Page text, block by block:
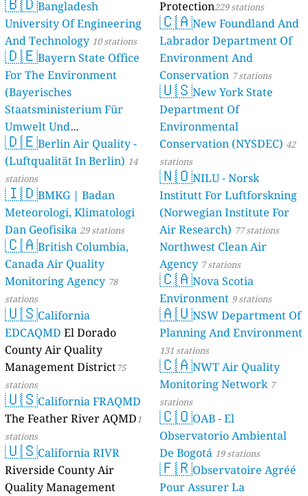
Bangladesh
University Of Engineering
And Technology 10 stations
🇩🇪Bayern State Office
For The Environment
(Bayerisches
Staatsministerium Für
Umwelt Und
Verbraucherschutz) - LfU
46 stations
🇩🇪Berlin Air Quality -
(Luftqualität In Berlin) 14
stations
🇮🇩BMKG | Badan
Meteorologi, Klimatologi
Dan Geofisika 29 stations
🇨🇦British Columbia,
Canada Air Quality
Monitoring Agency 78
stations
🇺🇸California
EDCAQMD El Dorado
County Air Quality
Management District75
stations
🇺🇸California FRAQMD
The Feather River AQMD1
stations
🇺🇸California RIVR
Riverside County Air
Quality Management
Protection229 stations
🇨🇦New Foundland And
Labrador Department Of
Environment And
Conservation 7 stations
🇺🇸New York State
Department Of
Environmental
Conservation (NYSDEC) 42
stations
🇳🇴NILU - Norsk
Institutt For Luftforskning
(Norwegian Institute For
Air Research) 77 stations
Northwest Clean Air
Agency 7 stations
🇨🇦Nova Scotia
Environment 9 stations
🇦🇺NSW Department Of
Planning And Environment
131 stations
🇨🇦NWT Air Quality
Monitoring Network 7
stations
🇨🇴OAB - El
Observatorio Ambiental
De Bogotá 19 stations
🇫🇷Observatoire Agréé
Pour Assurer La